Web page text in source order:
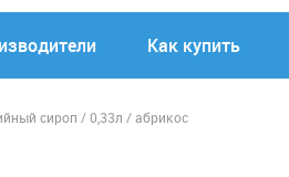
Как купить
сироп / 0,33л / абрикос